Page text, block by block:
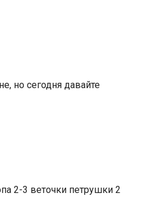
но сегодня давайте
2-3 веточки петрушки 2